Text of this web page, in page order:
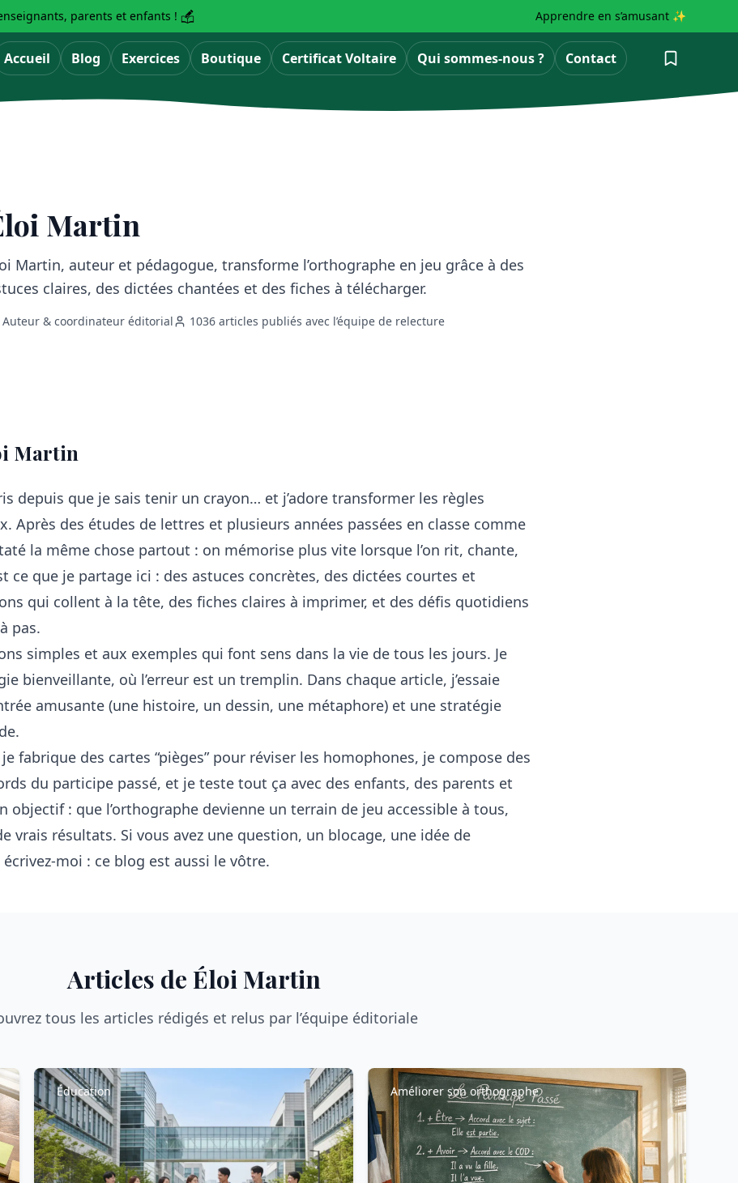
parents et enfants ! Apprendre en s’amusant ✨
Accueil Blog Exercices Boutique Certificat Voltaire Qui sommes-nous ? Contact
Martin
Martin, auteur et pédagogue, transforme l’orthographe en jeu grâce à des
claires, des dictées chantées et des fiches à télécharger.
Auteur & coordinateur éditorial 1036 articles publiés avec l’équipe de relecture
Martin
depuis que je sais tenir un crayon… et j’adore transformer les règles
Après des études de lettres et plusieurs années passées en classe comme
la même chose partout : on mémorise plus vite lorsque l’on rit, chante,
ce que je partage ici : des astuces concrètes, des dictées courtes et
qui collent à la tête, des fiches claires à imprimer, et des défis quotidiens
pas.
simples et aux exemples qui font sens dans la vie de tous les jours. Je
bienveillante, où l’erreur est un tremplin. Dans chaque article, j’essaie
amusante (une histoire, un dessin, une métaphore) et une stratégie
je fabrique des cartes “pièges” pour réviser les homophones, je compose des
du participe passé, et je teste tout ça avec des enfants, des parents et
objectif : que l’orthographe devienne un terrain de jeu accessible à tous,
vrais résultats. Si vous avez une question, un blocage, une idée de
moi : ce blog est aussi le vôtre.
Articles de Éloi Martin
tous les articles rédigés et relus par l’équipe éditoriale
Éducation Améliorer son orthographe